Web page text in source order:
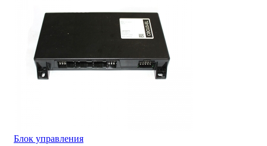
Блок управления